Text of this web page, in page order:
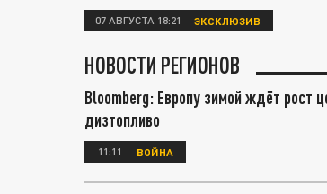
07 АВГУСТА 18:21 ЭКСКЛЮЗИВ
НОВОСТИ РЕГИОНОВ
Bloomberg: Европу зимой ждёт рост
дизтопливо
11:11 ВОЙНА